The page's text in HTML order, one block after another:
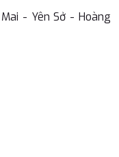
- Yên Sở - Hoàng